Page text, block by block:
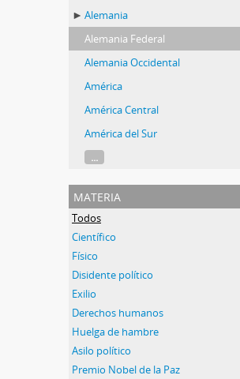
Alemania
Alemania Federal
Alemania Occidental
América
América Central
América del Sur
...
materia
Todos
Científico
Físico
Disidente político
Exilio
Derechos humanos
Huelga de hambre
Asilo político
Premio Nobel de la Paz